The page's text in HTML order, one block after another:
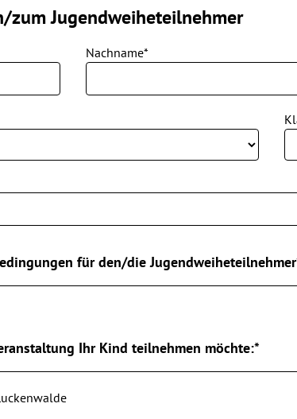
zum Jugendweiheteilnehmer
Nachname*
für den/die
Ihr Kind teilnehmen möchte:*